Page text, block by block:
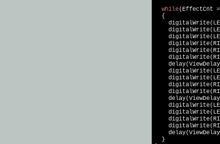
while(EffectCnt
  {
  }